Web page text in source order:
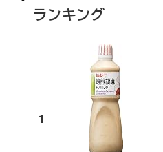
ランキング
1